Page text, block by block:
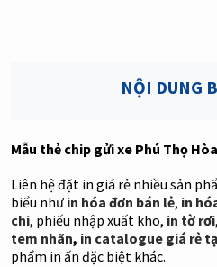
NỘI DUNG
Mẫu thẻ chip gửi xe Phú Thọ
Liên hệ đặt in giá rẻ nhiều sản
biểu như in hóa đơn bán lẻ, in
chi, phiếu nhập xuất kho, in tờ rơi,
tem nhãn, in catalogue giá rẻ
phẩm in ấn đặc biệt khác.